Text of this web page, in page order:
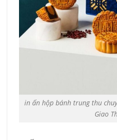
in ấn hộp bánh trung thu
Giao